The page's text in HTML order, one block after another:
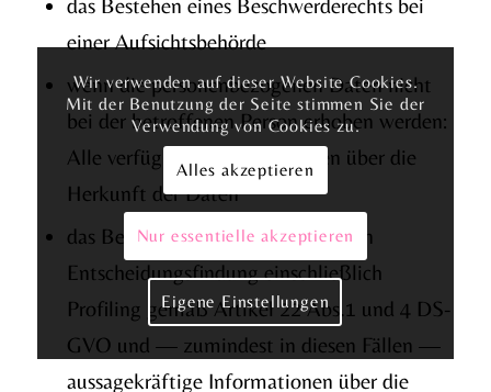
einer Aufsichtsbehörde
wenn die personenbezogenen Daten nicht
bei der betroffenen Person erhoben werden:
Alle verfügbaren Informationen über die
Herkunft der Daten
das Bestehen einer automatisierten
Entscheidungsfindung einschließlich
Profiling gemäß Artikel 22 Abs.1 und 4 DS-
GVO und — zumindest in diesen Fällen —
aussagekräftige Informationen über die
Wir verwenden auf dieser Website Cookies.
Mit der Benutzung der Seite stimmen Sie der
Verwendung von Cookies zu.
Alles akzeptieren
Nur essentielle akzeptieren
Eigene Einstellungen